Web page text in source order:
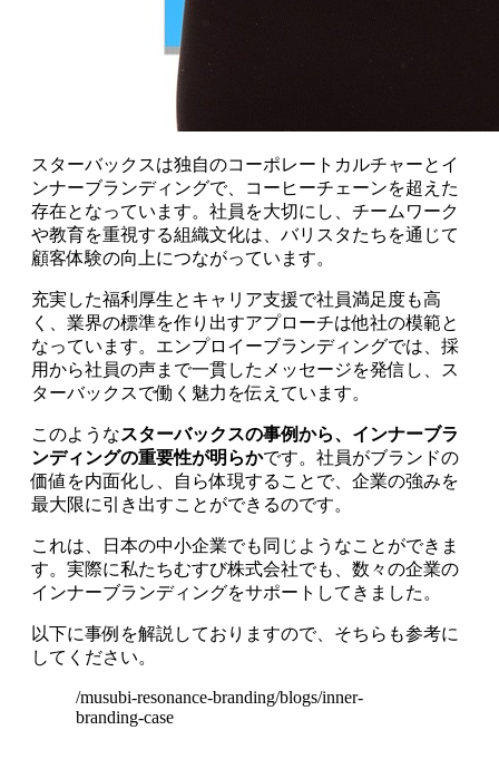
スターバックスは独自のコーポレートカルチャーとイ
ンナーブランディングで、コーヒーチェーンを超えた
存在となっています。社員を大切にし、チームワーク
や教育を重視する組織文化は、バリスタたちを通じて
顧客体験の向上につながっています。
充実した福利厚生とキャリア支援で社員満足度も高
く、業界の標準を作り出すアプローチは他社の模範と
なっています。エンプロイーブランディングでは、採
用から社員の声まで一貫したメッセージを発信し、ス
ターバックスで働く魅力を伝えています。
このようなスターバックスの事例から、インナーブラ
ンディングの重要性が明らかです。社員がブランドの
価値を内面化し、自ら体現することで、企業の強みを
最大限に引き出すことができるのです。
これは、日本の中小企業でも同じようなことができま
す。実際に私たちむすび株式会社でも、数々の企業の
インナーブランディングをサポートしてきました。
以下に事例を解説しておりますので、そちらも参考に
してください。
/musubi-resonance-branding/blogs/inner-
branding-case